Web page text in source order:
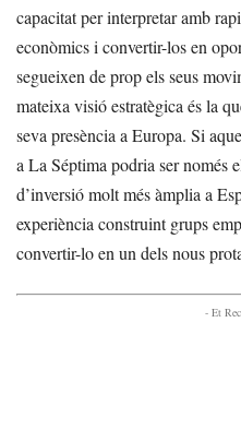
capacitat per interpretar amb
econòmics i convertir-los en
segueixen de prop els seus
mateixa visió estratègica és la
seva presència a Europa. Si
a La Séptima podria ser només
d’inversió molt més àmplia a
experiència construint grups
convertir-lo en un dels nous
- Et